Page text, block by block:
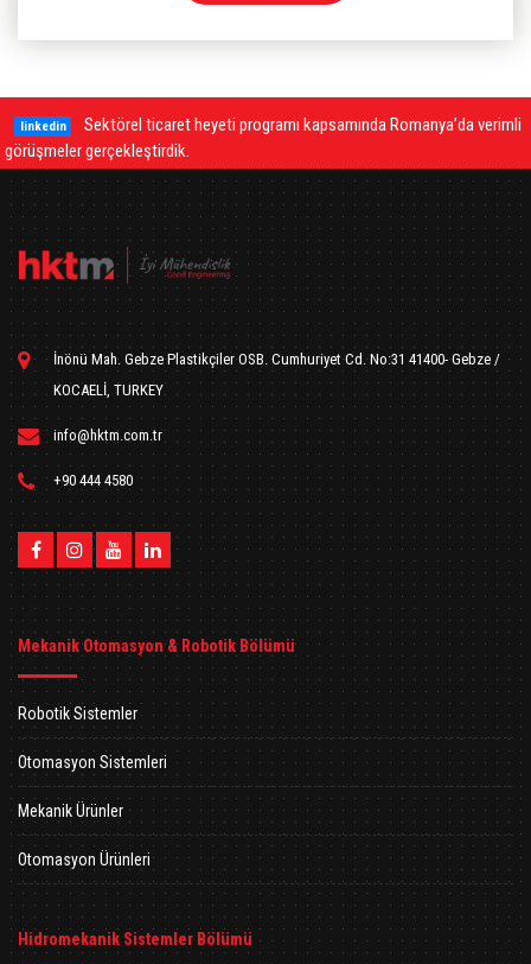
linkedin
Sektörel ticaret heyeti programı kapsamında Romanya’da verimli
görüşmeler gerçekleştirdik.
İnönü Mah. Gebze Plastikçiler OSB. Cumhuriyet Cd. No:31 41400- Gebze /
KOCAELİ, TURKEY
info@hktm.com.tr
+90 444 4580
Mekanik Otomasyon & Robotik Bölümü
Robotik Sistemler
Otomasyon Sistemleri
Mekanik Ürünler
Otomasyon Ürünleri
Hidromekanik Sistemler Bölümü